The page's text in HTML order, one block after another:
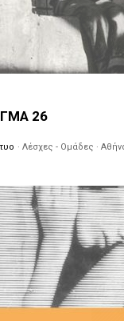
26
· Λέσχες - Ομάδες ·